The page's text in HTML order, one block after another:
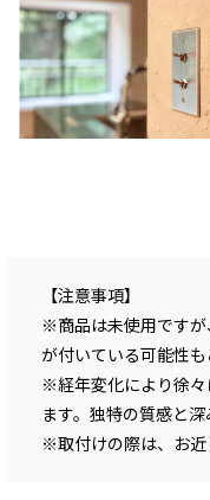
【注意事項】
※商品は未使用です
が付いている可能性も
※経年変化により徐
ます。独特の質感と深
※取付けの際は、お近